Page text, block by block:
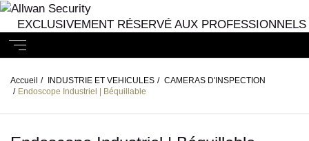
EXCLUSIVEMENT RÉSERVÉ AUX PROFESSIONNELS
Accueil / INDUSTRIE ET VEHICULES / CAMERAS D'INSPECTION
/ Endoscope Industriel | Béquillable